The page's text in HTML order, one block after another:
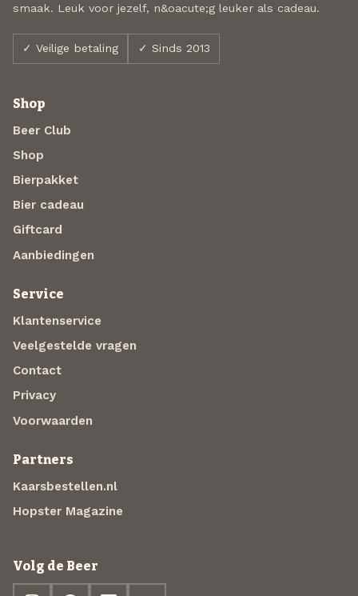
smaak. Leuk voor jezelf, n&oacute;g leuker als cadeau.
✓ Veilige betaling ✓ Sinds 2013
Shop
Beer Club
Shop
Bierpakket
Bier cadeau
Giftcard
Aanbiedingen
Service
Klantenservice
Veelgestelde vragen
Contact
Privacy
Voorwaarden
Partners
Kaarsbestellen.nl
Hopster Magazine
Volg de Beer